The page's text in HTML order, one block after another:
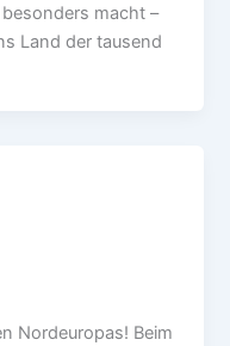
macht –
Land der tausend
Nordeuropas! Beim